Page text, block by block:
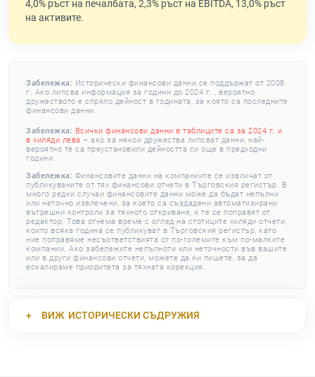
4,0% ръст на печалбата, 2,3% ръст на EBITDA, 13,0% ръст
на активите.
Забележка: Исторически финансови данни се поддържат от 2008
г. Ако липсва информация за години до 2024 г. , вероятно
дружеството е спряло дейност в годината, за която са последните
финансови данни.
Забележка: Всички финансови данни в таблиците са за 2024 г. и
в хиляди лева – ако за някои дружества липсват данни, най-
вероятно те са преустановили дейността си още в предходни
години.
Забележка: Финансовите данни на компаниите се извличат от
публикуваните от тях финансови отчети в Търговския регистър. В
много редки случаи финансовите данни може да бъдат непълни
или неточно извлечени, за което са създадени автоматизирани
вътрешни контроли за тяхното откриване, и те се поправят от
редактор. Това отнема време с оглед на стотиците хиляди отчети,
които всяка година се публикуват в Търговския регистър, като
ние поправяме несъответствията от по-големите към по-малките
компании. Ако забележите непълноти или неточности във вашите
или в други финансови отчети, можете да ни пишете, за да
ескалираме приоритета за тяхната корекция.
ВИЖ ИСТОРИЧЕСКИ СЪДРУЖИЯ